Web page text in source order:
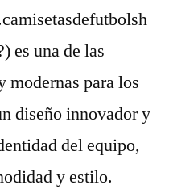
una de las
modernas para los
diseño innovador y
del equipo,
y estilo.